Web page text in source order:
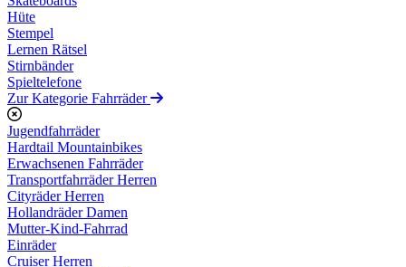
Hüte
Stempel
Lernen Rätsel
Stirnbänder
Spieltelefone
Zur Kategorie Fahrräder
Jugendfahrräder
Hardtail Mountainbikes
Erwachsenen Fahrräder
Transportfahrräder Herren
Cityräder Herren
Hollandräder Damen
Mutter-Kind-Fahrrad
Einräder
Cruiser Herren